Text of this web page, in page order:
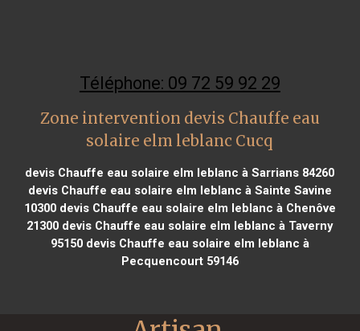
Téléphone: 09 72 59 92 29
Zone intervention devis Chauffe eau
solaire elm leblanc Cucq
devis Chauffe eau solaire elm leblanc à Sarrians 84260
devis Chauffe eau solaire elm leblanc à Sainte Savine
10300devis Chauffe eau solaire elm leblanc à Chenôve
21300 devis Chauffe eau solaire elm leblanc à Taverny
95150devis Chauffe eau solaire elm leblanc à
Pecquencourt 59146